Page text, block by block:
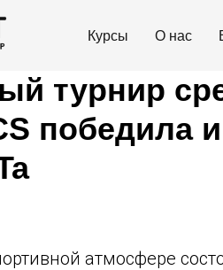
Курсы О нас
турнир
победила
атмосфере